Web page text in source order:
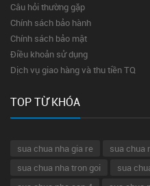
Câu hỏi thường gặp
Chính sách bảo hành
Chính sách bảo mật
Điều khoản sử dụng
Dịch vụ giao hàng và thu tiền TQ
TOP TỪ KHÓA
sua chua nha gia re
sua chua
sua chua nha tron goi
sua